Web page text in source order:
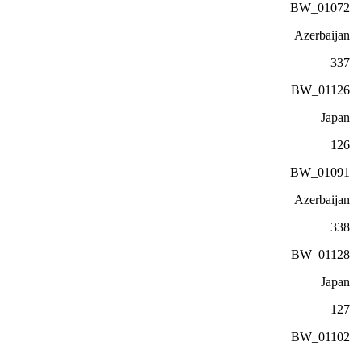
BW_01072
Azerbaijan
337
BW_01126
Japan
126
BW_01091
Azerbaijan
338
BW_01128
Japan
127
BW_01102